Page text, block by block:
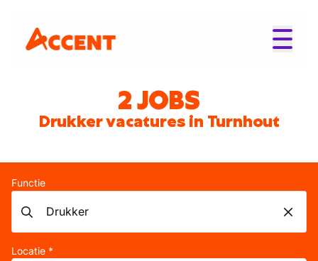
2 JOBS
Drukker vacatures in Turnhout
Functie
Locatie *